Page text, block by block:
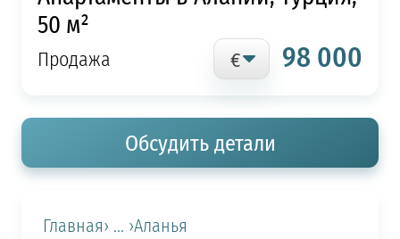
50 м²
Продажа 98 000
Обсудить детали
Главная› ... ›Аланья